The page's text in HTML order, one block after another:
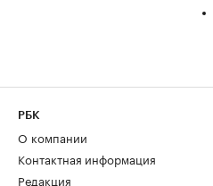
РБК
О компании
Контактная информация
Редакция